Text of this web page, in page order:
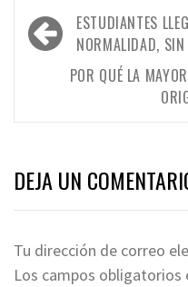
Navegación
de
entradas
ESTUDIANTES
NORMALIDAD, SIN
POR QUÉ LA
DEJA UN
Tu dirección de correo
Los campos obligatorios